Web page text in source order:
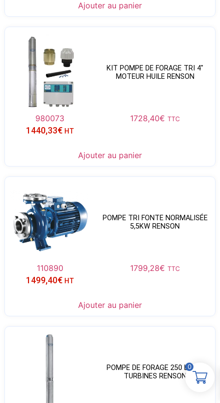
Ajouter au panier
KIT POMPE DE FORAGE TRI 4″
MOTEUR HUILE RENSON
980073 1728,40€ TTC
1440,33€ HT
Ajouter au panier
POMPE TRI FONTE NORMALISÉE
5,5KW RENSON
110890 1799,28€ TTC
1499,40€ HT
Ajouter au panier
POMPE DE FORAGE 250 L/MIN
TURBINES RENSON
0